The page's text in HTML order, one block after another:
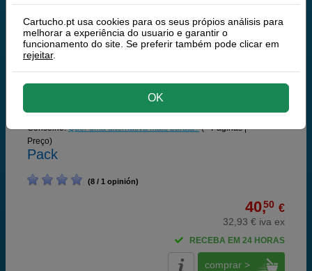
15 ml
Canon CL-511 tinteiro tri-cor 9 ml
Conselho:Quer uma alternativa mais barata?(+ Páginas | -
Preço)
Pack
(8 / 1 opinión)
40,50 €
32,93 € iva ex
RECEBA EM 24 HORAS
comprar >
Cartucho.pt usa cookies para os seus própios análisis para
melhorar a experiência do usuario e garantir o
funcionamento do site. Se preferir também pode clicar em
rejeitar.
OK